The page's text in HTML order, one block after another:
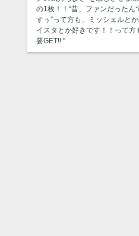
の1枚！！“昔、ファンだったん
すぅ”って方も、ミッシェルと
イスタとか好きです！！って方
要GET!! "